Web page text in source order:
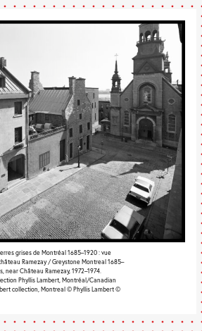
grises de Montréal 1685–1920 : vue
Ramezay / Greystone Montreal 1685–
near Château Ramezay, 1972–1974.
Phyllis Lambert, Montréal/Canadian
collection, Montreal © Phyllis Lambert ©